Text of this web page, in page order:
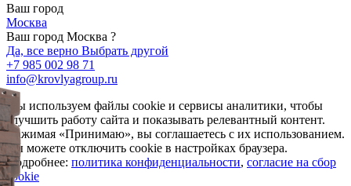
Ваш город
Москва
Ваш город Москва ?
Да, все верно Выбрать другой
+7 985 002 98 71
info@krovlyagroup.ru
Мы используем файлы cookie и сервисы аналитики, чтобы
улучшить работу сайта и показывать релевантный контент.
Нажимая «Принимаю», вы соглашаетесь с их использованием.
Вы можете отключить cookie в настройках браузера.
Подробнее: политика конфиденциальности, согласие на сбор
cookie